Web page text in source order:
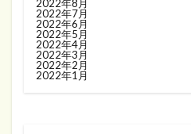
2022年8月
2022年7月
2022年6月
2022年5月
2022年4月
2022年3月
2022年2月
2022年1月